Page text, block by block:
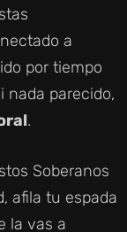
a
por tiempo
nada parecido,
.
Soberanos
afila tu espada
la vas a